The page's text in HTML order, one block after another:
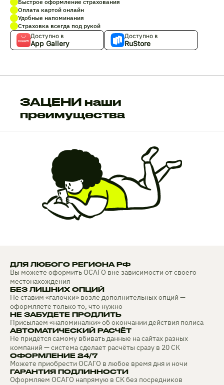
Быстрое оформление страхования
Оплата картой онлайн
Удобные напоминания
Страховка всегда под рукой
Доступно в
App Gallery
Доступно в
RuStore
ЗАЦЕНИ наши
преимущества
ДЛЯ ЛЮБОГО РЕГИОНА РФ
Вы можете оформить ОСАГО вне зависимости от своего
местонахождения
БЕЗ ЛИШНИХ ОПЦИЙ
Не ставим «галочки» возле дополнительных опций —
оформляете только то, что нужно
НЕ ЗАБУДЕТЕ ПРОДЛИТЬ
Присылаем «напоминалки» об окончании действия полиса
АВТОМАТИЧЕСКИЙ РАСЧЁТ
Не придётся самому вбивать данные на сайтах разных
компаний — система сделает расчёты сразу в 20 СК
ОФОРМЛЕНИЕ 24/7
Можете приобрести ОСАГО в любое время дня и ночи
ГАРАНТИЯ ПОДЛИННОСТИ
Оформляем ОСАГО напрямую в СК без посредников